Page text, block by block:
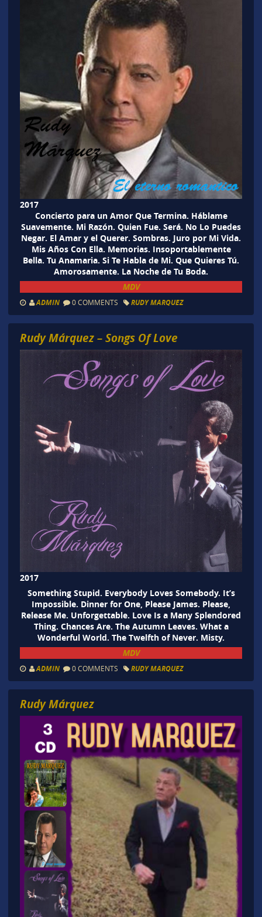
2017
Concierto para un Amor Que Termina. Háblame
Suavemente. Mi Razón. Quien Fue. Será. No Lo Puedes
Negar. El Amar y el Querer. Sombras. Juro por Mi Vida.
Mis Años Con Ella. Memorias. Insoportablemente
Bella. Tu Anamaria. Si Te Habla de Mi. Que Quieres Tú.
Amorosamente. La Noche de Tu Boda.
MDV
ADMIN 0 COMMENTS RUDY MARQUEZ
Rudy Márquez – Songs Of Love
2017
Something Stupid. Everybody Loves Somebody. It’s
Impossible. Dinner for One, Please James. Please,
Release Me. Unforgettable. Love Is a Many Splendored
Thing. Chances Are. The Autumn Leaves. What a
Wonderful World. The Twelfth of Never. Misty.
MDV
ADMIN 0 COMMENTS RUDY MARQUEZ
Rudy Márquez